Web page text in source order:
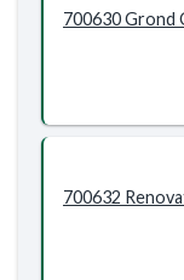
700630 Grond
700632